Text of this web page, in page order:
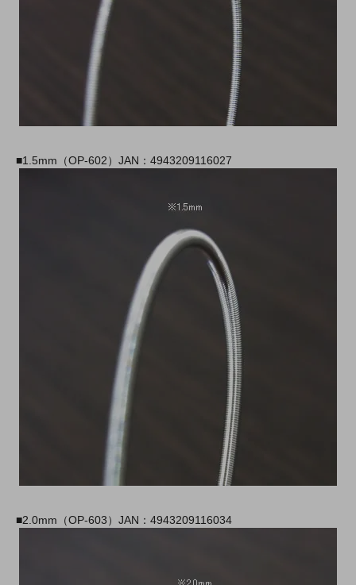
■1.5mm（OP-602）JAN：4943209116027
■2.0mm（OP-603）JAN：4943209116034